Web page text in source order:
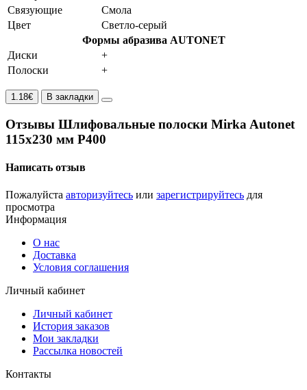
Связующие
Смола
Цвет
Светло-серый
Формы абразива AUTONET
Диски
+
Полоски
+
1.18€ В закладки
Отзывы Шлифовальные полоски Mirka Autonet
115х230 мм P400
Написать отзыв
Пожалуйста авторизуйтесь или зарегистрируйтесь для
просмотра
Информация
О нас
Доставка
Условия соглашения
Личный кабинет
Личный кабинет
История заказов
Мои закладки
Рассылка новостей
Контакты